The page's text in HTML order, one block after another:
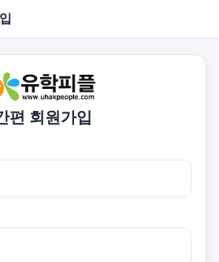
편 회원가입